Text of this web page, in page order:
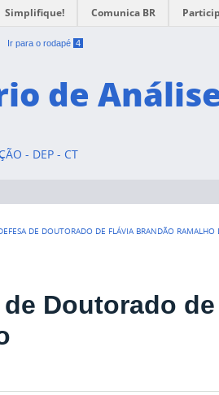
Ir para o rodapé 4
Simplifique! Comunica BR
de
- DEP - CT
DE DOUTORADO DE FLÁVIA BRANDÃO RAMALHO
de Doutorado